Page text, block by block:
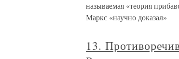
называемая «теория
Маркс «научно доказал»
13.